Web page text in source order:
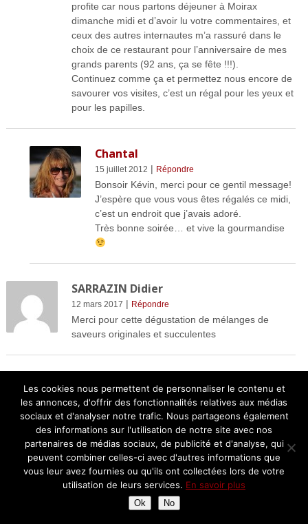
profite car nous partons déjeuner à Moirax
dimanche midi et d’avoir lu votre commentaires, et
ceux des autres internautes m’a rassuré dans le
choix de ce restaurant pour l’anniversaire de mes
grands parents (92 ans, ça se fête !!!).
Continuez comme ça et permettez nous encore de
savourer vos visites, c’est un régal pour les yeux et
pour les papilles.
Chantal
15 juillet 2012 | Répondre
Bonsoir Kévin, merci pour ce gentil message!
J’espère que vous vous êtes régalés ce midi,
c’est un endroit que j’avais adoré.
Très bonne soirée… et vive la gourmandise
SARRAZIN Didier
12 mars 2017 | Répondre
Merci pour cette dégustation de mélanges de
saveurs originales et succulentes
Laisser un commentaire
Votre adresse e-mail ne sera pas publiée. Les champs
obligatoires sont indiqués avec *
Les cookies nous permettent de personnaliser le contenu et
les annonces, d'offrir des fonctionnalités relatives aux médias
sociaux et d'analyser notre trafic. Nous partageons également
des informations sur l'utilisation de notre site avec nos
partenaires de médias sociaux, de publicité et d'analyse, qui
peuvent combiner celles-ci avec d'autres informations que
vous leur avez fournies ou qu'ils ont collectées lors de votre
utilisation de leurs services. En savoir plus
Ok No